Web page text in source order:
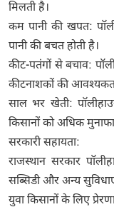
मिलती है।
कम पानी की खपत:
पानी की बचत होती है।
कीट-पतंगों से बचाव:
कीटनाशकों की
साल भर खेती:
किसानों को अधिक मुनाफा
सरकारी सहायता:
राजस्थान सरकार
सब्सिडी और अन्य
युवा किसानों के लिए